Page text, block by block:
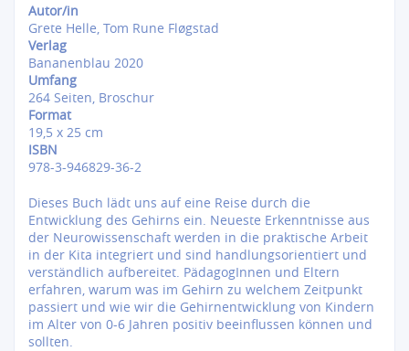
Autor/in
Grete Helle, Tom Rune Fløgstad
Verlag
Bananenblau 2020
Umfang
264 Seiten, Broschur
Format
19,5 x 25 cm
ISBN
978-3-946829-36-2
Dieses Buch lädt uns auf eine Reise durch die
Entwicklung des Gehirns ein. Neueste Erkenntnisse aus
der Neurowissenschaft werden in die praktische Arbeit
in der Kita integriert und sind handlungsorientiert und
verständlich aufbereitet. PädagogInnen und Eltern
erfahren, warum was im Gehirn zu welchem Zeitpunkt
passiert und wie wir die Gehirnentwicklung von Kindern
im Alter von 0-6 Jahren positiv beeinflussen können und
sollten.